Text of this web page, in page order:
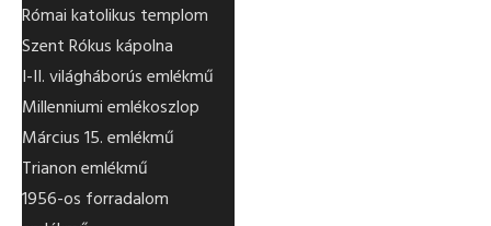
Római katolikus templom
Szent Rókus kápolna
I-II. világháborús emlékmű
Millenniumi emlékoszlop
Március 15. emlékmű
Trianon emlékmű
1956-os forradalom